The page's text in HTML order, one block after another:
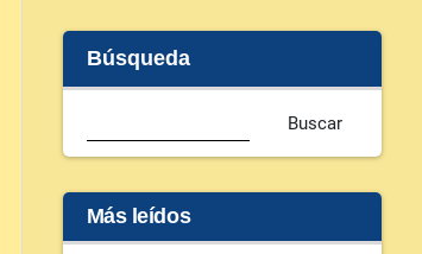
Búsqueda
Buscar
Más leídos